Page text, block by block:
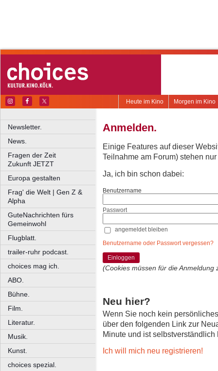
Morgen im Kino
Heute im Kino
Newsletter.
News.
Fragen der Zeit
Zukunft JETZT
Europa gestalten
Frag' die Welt | Gen Z &
Alpha
GuteNachrichten fürs
Gemeinwohl
Flugblatt.
trailer-ruhr podcast.
choices mag ich.
ABO.
Bühne.
Film.
Literatur.
Musik.
Kunst.
choices spezial.
Anmelden.
Einige Features auf dieser
Teilnahme am Forum) stehen
Ja, ich bin schon dabei:
Benutzername
Passwort
angemeldet bleiben
Benutzername oder Passwort vergessen?
Einloggen
(Cookies müssen für die Anmeldung
Neu hier?
Wenn Sie noch kein
über den folgenden Link zur
Minute und ist selbstverständlich
Ich will mich neu registrieren!